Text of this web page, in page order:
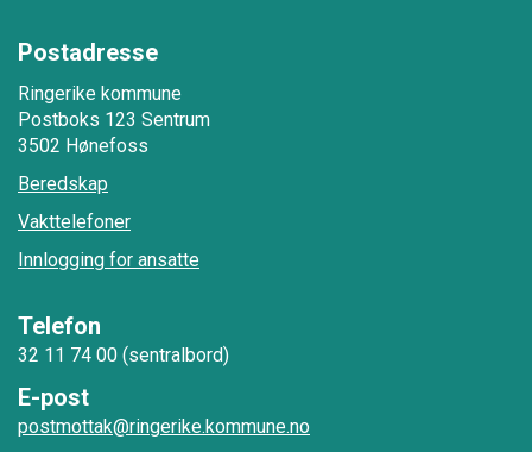
Postadresse
Ringerike kommune
Postboks 123 Sentrum
3502 Hønefoss
Beredskap
Vakttelefoner
Innlogging for ansatte
Telefon
32 11 74 00 (sentralbord)
E-post
postmottak@ringerike.kommune.no